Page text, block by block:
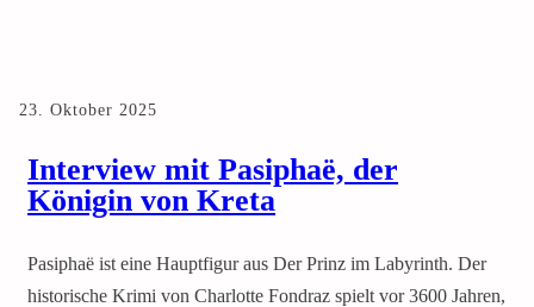
23. Oktober 2025
Interview mit Pasiphaë, der
Königin von Kreta
Pasiphaë ist eine Hauptfigur aus Der Prinz im Labyrinth. Der
historische Krimi von Charlotte Fondraz spielt vor 3600 Jahren,